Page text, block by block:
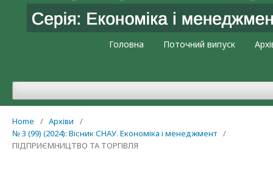
Головна Поточний випуск
Home / Архіви
/
№ 3 (99) (2024): Вісник СНАУ. Економіка і менеджмент /
ПІДПРИЄМНИЦТВО ТА ТОРГІВЛЯ